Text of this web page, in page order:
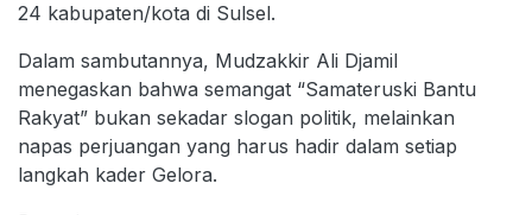
24 kabupaten/kota di Sulsel.
Dalam sambutannya, Mudzakkir Ali Djamil
menegaskan bahwa semangat “Samateruski Bantu
Rakyat” bukan sekadar slogan politik, melainkan
napas perjuangan yang harus hadir dalam setiap
langkah kader Gelora.